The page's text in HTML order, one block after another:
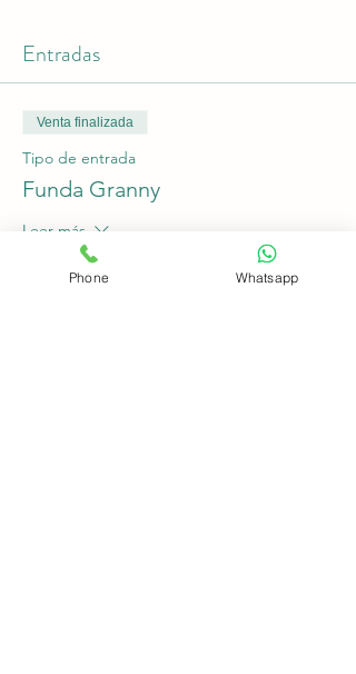
Entradas
Venta finalizada
Tipo de entrada
Funda Granny
Leer más
Phone Whatsapp